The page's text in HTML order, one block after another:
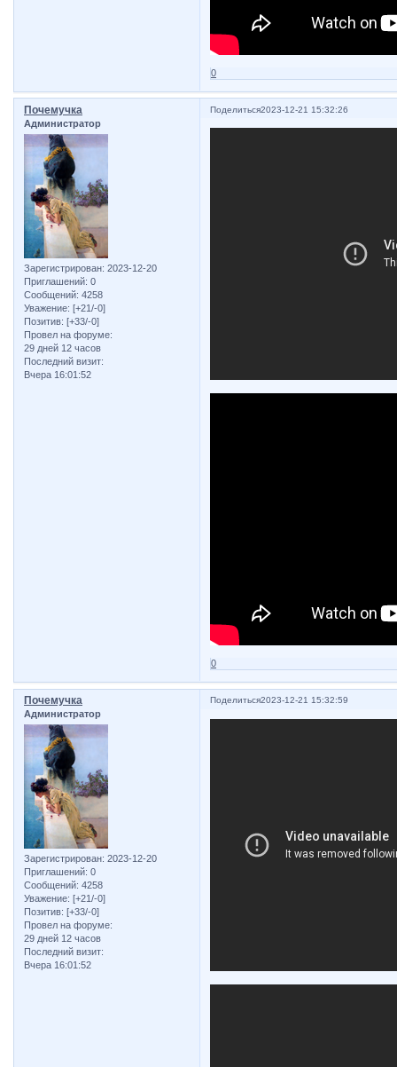
0
Поделиться2023-12-21 15:32:26
Почемучка
Администратор
Зарегистрирован: 2023-12-20
Приглашений: 0
Сообщений: 4258
Уважение: [+21/-0]
Позитив: [+33/-0]
Провел на форуме:
29 дней 12 часов
Последний визит:
Вчера 16:01:52
0
Поделиться2023-12-21 15:32:59
Почемучка
Администратор
Зарегистрирован: 2023-12-20
Приглашений: 0
Сообщений: 4258
Уважение: [+21/-0]
Позитив: [+33/-0]
Провел на форуме:
29 дней 12 часов
Последний визит:
Вчера 16:01:52